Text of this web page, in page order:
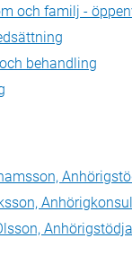
och familj -
behandling